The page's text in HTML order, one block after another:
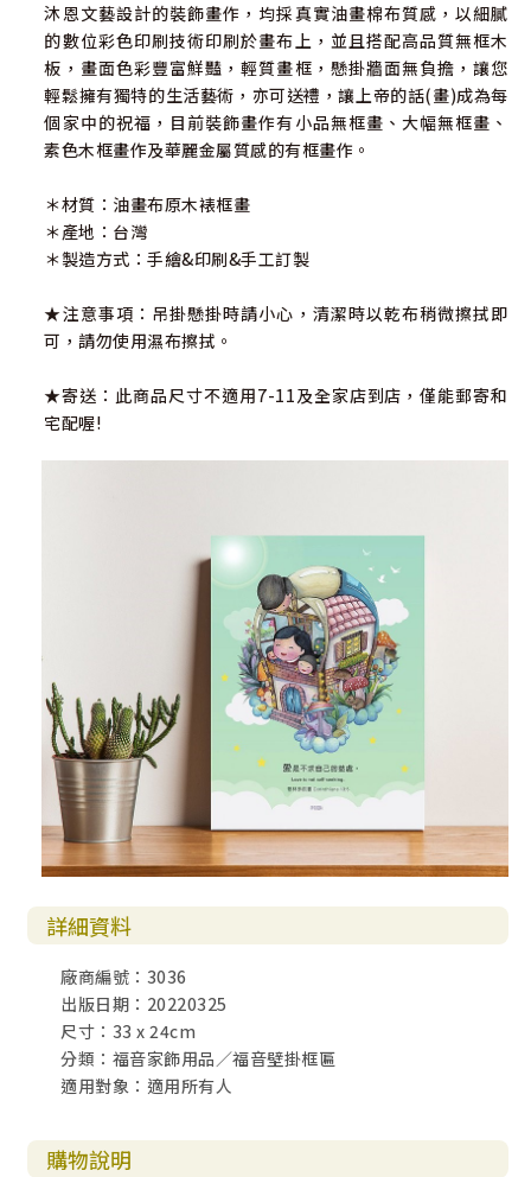
沐恩文藝設計的裝飾畫作，均採真實油畫棉布質感，以細膩
的數位彩色印刷技術印刷於畫布上，並且搭配高品質無框木
板，畫面色彩豐富鮮豔，輕質畫框，懸掛牆面無負擔，讓您
輕鬆擁有獨特的生活藝術，亦可送禮，讓上帝的話(畫)成為每
個家中的祝福，目前裝飾畫作有小品無框畫、大幅無框畫、
素色木框畫作及華麗金屬質感的有框畫作。
＊材質：油畫布原木裱框畫
＊產地：台灣
＊製造方式：手繪&印刷&手工訂製
★注意事項：吊掛懸掛時請小心，清潔時以乾布稍微擦拭即
可，請勿使用濕布擦拭。
★寄送：此商品尺寸不適用7-11及全家店到店，僅能郵寄和
宅配喔!
詳細資料
廠商編號：3036
出版日期：20220325
尺寸：33 x 24cm
分類：福音家飾用品／福音壁掛框匾
適用對象：適用所有人
購物說明